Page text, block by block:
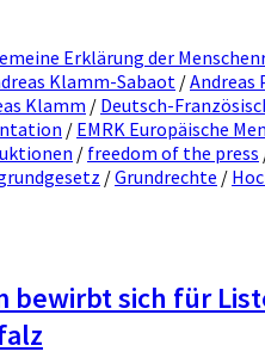
Erklärung der
Klamm-Sabaot /Andreas
Klamm / Deutsch-
/ EMRK Europäische
/ freedom of the press
/Grundrechte /
bewirbt sich für